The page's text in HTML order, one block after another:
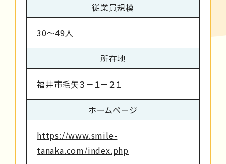
従業員規模
30～49人
所在地
福井市毛矢３－１－２１
ホームページ
https://www.smile-
tanaka.com/index.php